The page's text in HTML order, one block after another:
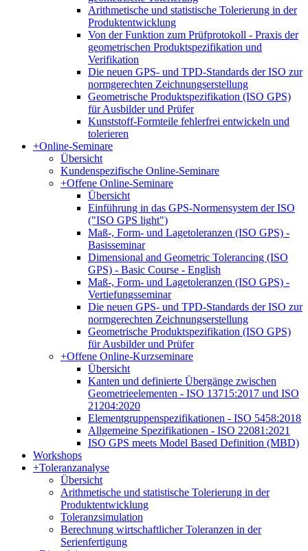
Arithmetische und statistische Tolerierung in der
Produktentwicklung
Von der Funktion zum Prüfprotokoll - Praxis der
geometrischen Produktspezifikation und
Verifikation
Die neuen GPS- und TPD-Standards der ISO zur
normgerechten Zeichnungserstellung
Geometrische Produktspezifikation (ISO GPS)
für Ausbilder und Prüfer
Kunststoff-Formteile fehlerfrei entwickeln und
tolerieren
+Online-Seminare
Übersicht
Kundenspezifische Online-Seminare
+Offene Online-Seminare
Übersicht
Einführung in das GPS-Normensystem der ISO
("ISO GPS light")
Maß-, Form- und Lagetoleranzen (ISO GPS) -
Basisseminar
Dimensional and Geometric Tolerancing (ISO
GPS) - Basic Course - English
Maß-, Form- und Lagetoleranzen (ISO GPS) -
Vertiefungsseminar
Die neuen GPS- und TPD-Standards der ISO zur
normgerechten Zeichnungserstellung
Geometrische Produktspezifikation (ISO GPS)
für Ausbilder und Prüfer
+Offene Online-Kurzseminare
Übersicht
Kanten und definierte Übergänge zwischen
Geometrieelementen - ISO 13715:2017 und ISO
21204:2020
Elementgruppenspezifikationen - ISO 5458:2018
Allgemeine Spezifikationen - ISO 22081:2021
ISO GPS meets Model Based Definition (MBD)
Workshops
+Toleranzanalyse
Übersicht
Arithmetische und statistische Tolerierung in der
Produktentwicklung
Toleranzsimulation
Berechnung wirtschaftlicher Toleranzen in der
Serienfertigung